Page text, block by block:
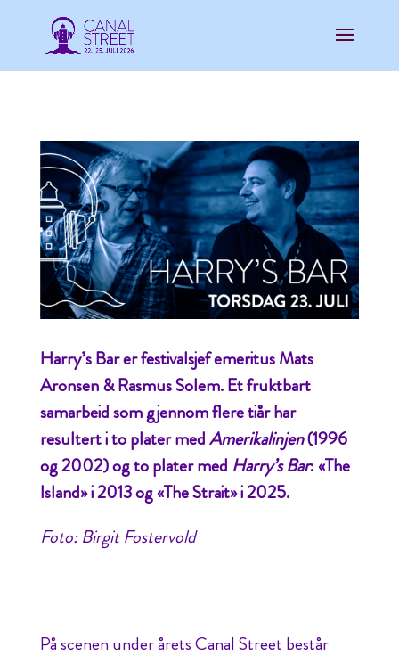
Harry’s Bar er festivalsjef emeritus Mats
Aronsen & Rasmus Solem. Et fruktbart
samarbeid som gjennom flere tiår har
resultert i to plater medAmerikalinjen(1996
og 2002) og to plater med Harry’s Bar: «The
Island» i 2013 og «The Strait» i 2025.
Foto: Birgit Fostervold
På scenen under årets Canal Street består